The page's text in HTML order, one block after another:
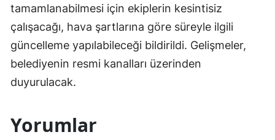
tamamlanabilmesi için ekiplerin kesintisiz
çalışacağı, hava şartlarına göre süreyle ilgili
güncelleme yapılabileceği bildirildi. Gelişmeler,
belediyenin resmi kanalları üzerinden
duyurulacak.
Yorumlar